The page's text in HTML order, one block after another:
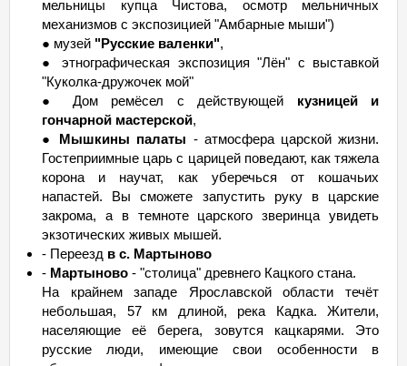
мельницы купца Чистова, осмотр мельничных
механизмов с экспозицией "Амбарные мыши")
● музей "Русские валенки",
● этнографическая экспозиция "Лён" с выставкой
"Куколка-дружочек мой"
● Дом ремёсел с действующей кузницей и
гончарной мастерской,
● Мышкины палаты - атмосфера царской жизни.
Гостеприимные царь с царицей поведают, как тяжела
корона и научат, как уберечься от кошачьих
напастей. Вы сможете запустить руку в царские
закрома, а в темноте царского зверинца увидеть
экзотических живых мышей.
- Переезд в с. Мартыново
- Мартыново - "столица" древнего Кацкого стана.
На крайнем западе Ярославской области течёт
небольшая, 57 км длиной, река Кадка. Жители,
населяющие её берега, зовутся кацкарями. Это
русские люди, имеющие свои особенности в